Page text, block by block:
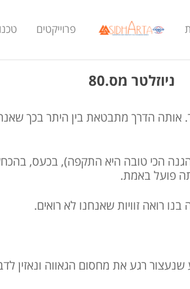
פרוייקטים
ניוזלטר מס.80
הדרך מתבטאת בין היתר בכך
הכי טובה היא התקפה), בכעס,
פועל באמת.
רואה זוויות שאנחנו לא רואים.
רגע את מחסום הגאווה ונאזין